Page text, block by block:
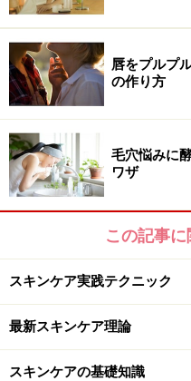
テティシャンの方にハン
ます」と教えてください
い作業など煩わしいこと
ときくらいは優しく手を
CAも手先に負担のかかる
るビニール手袋を着用し
手の乾燥に要注意
バスタイムで手荒れを加速
唇をプルプ
の作り方
毛穴悩みに
ワザ
この記事
スキンケア実践テクニック
最新スキンケア理論
スキンケアの基礎知識